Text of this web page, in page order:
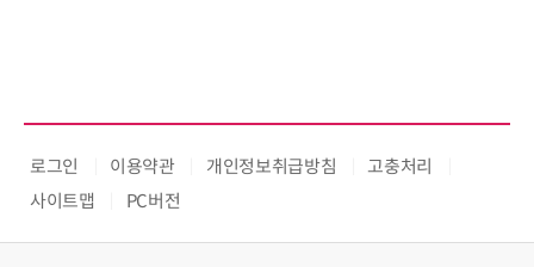
로그인 이용약관 개인정보취급방침
고충처리
사이트맵
PC버전